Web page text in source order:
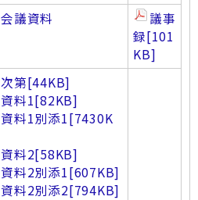
会議資料
議事
録[101
KB]
次第[44KB]
資料1[82KB]
資料1別添1[7430K
資料2[58KB]
資料2別添1[607KB]
資料2別添2[794KB]